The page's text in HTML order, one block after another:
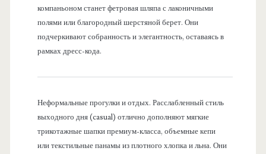
компаньоном станет фетровая шляпа с лаконичными
полями или благородный шерстяной берет. Они
подчеркивают собранность и элегантность, оставаясь в
рамках дресс-кода.
Неформальные прогулки и отдых. Расслабленный стиль
выходного дня (casual) отлично дополняют мягкие
трикотажные шапки премиум-класса, объемные кепи
или текстильные панамы из плотного хлопка и льна. Они